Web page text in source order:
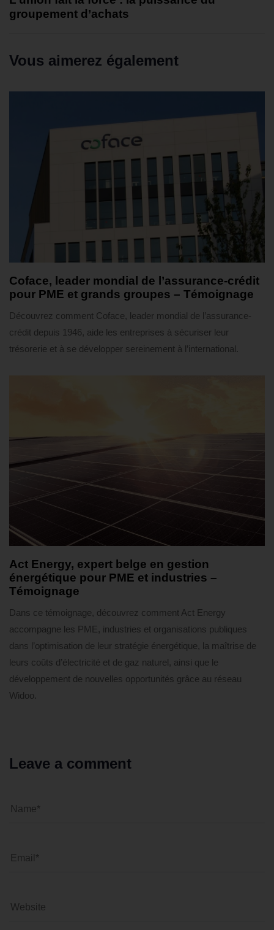
groupement d’achats
Vous aimerez également
Coface, leader mondial de l’assurance-crédit
pour PME et grands groupes – Témoignage
Découvrez comment Coface, leader mondial de l’assurance-
crédit depuis 1946, aide les entreprises à sécuriser leur
trésorerie et à se développer sereinement à l’international.
Act Energy, expert belge en gestion
énergétique pour PME et industries –
Témoignage
Dans ce témoignage, découvrez comment Act Energy
accompagne les PME, industries et organisations publiques
dans l’optimisation de leur stratégie énergétique, la maîtrise de
leurs coûts d’électricité et de gaz naturel, ainsi que le
développement de nouvelles opportunités grâce au réseau
Widoo.
Leave a comment